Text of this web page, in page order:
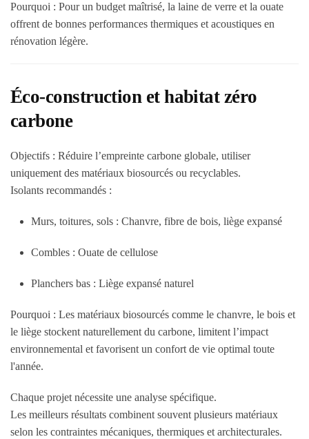
Pourquoi : Pour un budget maîtrisé, la laine de verre et la ouate
offrent de bonnes performances thermiques et acoustiques en
rénovation légère.
Éco-construction et habitat zéro
carbone
Objectifs : Réduire l’empreinte carbone globale, utiliser
uniquement des matériaux biosourcés ou recyclables.
Isolants recommandés :
Murs, toitures, sols : Chanvre, fibre de bois, liège expansé
Combles : Ouate de cellulose
Planchers bas : Liège expansé naturel
Pourquoi : Les matériaux biosourcés comme le chanvre, le bois et
le liège stockent naturellement du carbone, limitent l’impact
environnemental et favorisent un confort de vie optimal toute
l'année.
Chaque projet nécessite une analyse spécifique.
Les meilleurs résultats combinent souvent plusieurs matériaux
selon les contraintes mécaniques, thermiques et architecturales.